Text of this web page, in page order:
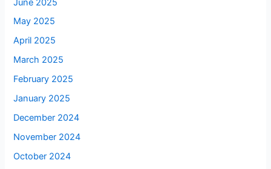
May 2025
April 2025
March 2025
February 2025
January 2025
December 2024
November 2024
October 2024